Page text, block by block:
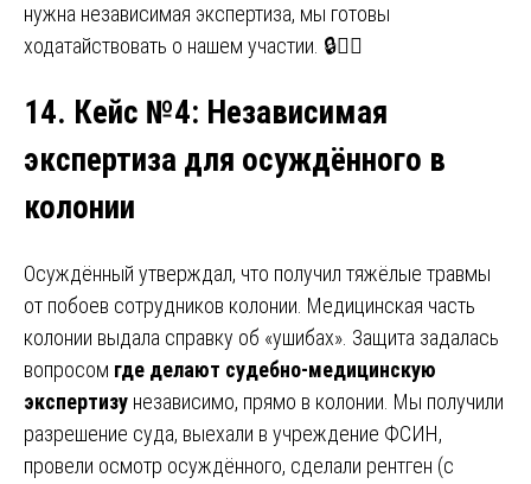
нужна независимая экспертиза, мы готовы
ходатайствовать о нашем участии. 🔒👮‍♂️
14. Кейс №4: Независимая
экспертиза для осуждённого в
колонии
Осуждённый утверждал, что получил тяжёлые травмы
от побоев сотрудников колонии. Медицинская часть
колонии выдала справку об «ушибах». Защита задалась
вопросом где делают судебно-медицинскую
экспертизу независимо, прямо в колонии. Мы получили
разрешение суда, выехали в учреждение ФСИН,
провели осмотр осуждённого, сделали рентген (с